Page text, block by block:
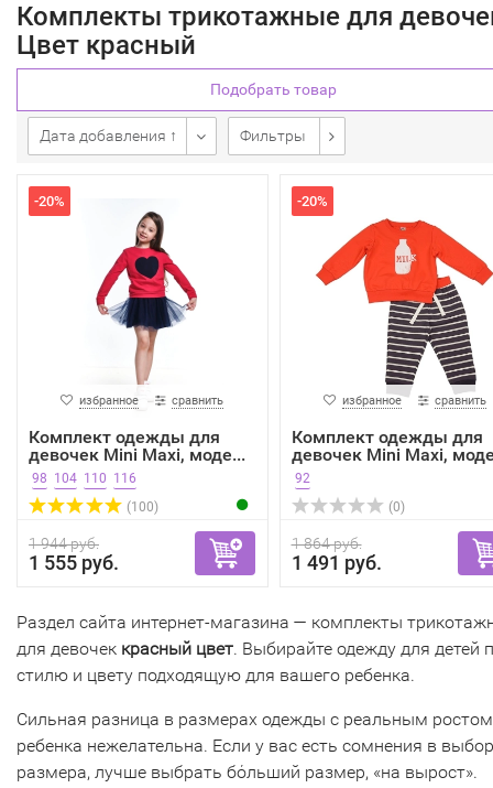
Комплекты трикотажные для
Цвет красный
Подобрать товар
Дата добавления ↑ Фильтры
-20%
избранное сравнить
Комплект одежды для
девочек Mini Maxi, моде...
98 104 110 116
(100)
1 944 руб.
1 555 руб.
-20%
избранное сравнить
Комплект одежды для
девочек Mini Maxi,
92
(0)
1 864 руб.
1 491 руб.
Раздел сайта интернет-магазина — комплекты
для девочек красный цвет. Выбирайте одежду для детей
стилю и цвету подходящую для вашего ребенка.
Сильная разница в размерах одежды с реальным ростом
ребенка нежелательна. Если у вас есть сомнения в
размера, лучше выбрать бόльший размер, «на вырост».